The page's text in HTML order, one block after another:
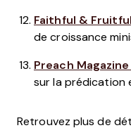
Faithful &
de croissance
Preach
sur la prédication
Retrouvez plus de